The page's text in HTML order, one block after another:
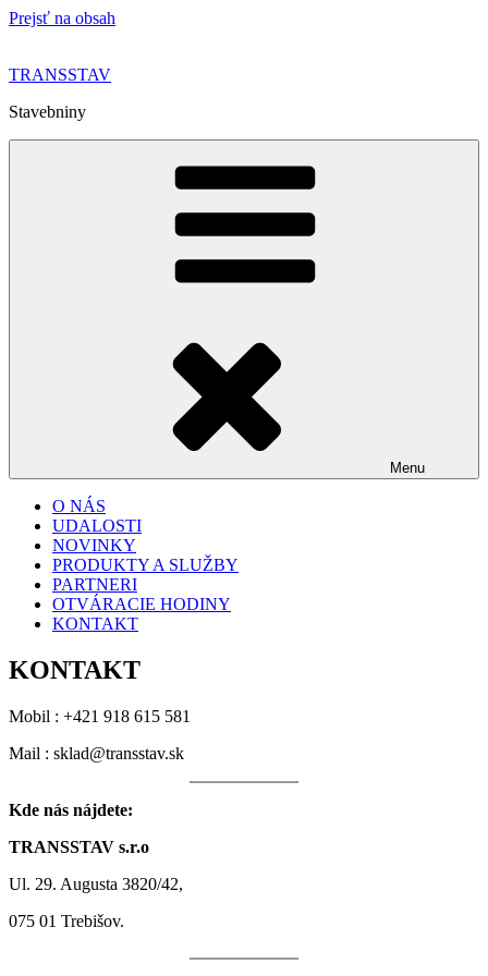
Prejsť na obsah
TRANSSTAV
Stavebniny
Menu
O NÁS
UDALOSTI
NOVINKY
PRODUKTY A SLUŽBY
PARTNERI
OTVÁRACIE HODINY
KONTAKT
KONTAKT
Mobil : +421 918 615 581
Mail : sklad@transstav.sk
Kde nás nájdete:
TRANSSTAV s.r.o
Ul. 29. Augusta 3820/42,
075 01 Trebišov.